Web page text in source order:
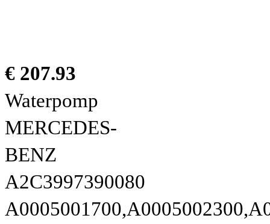
€ 207.93
Waterpomp
MERCEDES-
BENZ
A2C3997390080